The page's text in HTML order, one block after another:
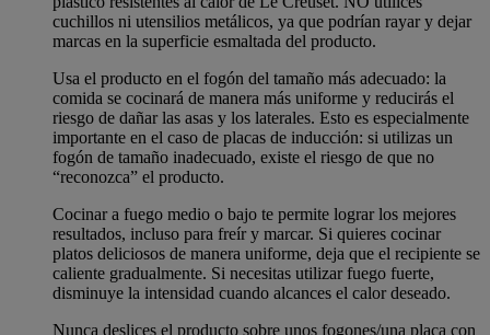
cuchillos ni utensilios metálicos, ya que podrían rayar y dejar
marcas en la superficie esmaltada del producto.
Usa el producto en el fogón del tamaño más adecuado: la
comida se cocinará de manera más uniforme y reducirás el
riesgo de dañar las asas y los laterales. Esto es especialmente
importante en el caso de placas de inducción: si utilizas un
fogón de tamaño inadecuado, existe el riesgo de que no
“reconozca” el producto.
Cocinar a fuego medio o bajo te permite lograr los mejores
resultados, incluso para freír y marcar. Si quieres cocinar
platos deliciosos de manera uniforme, deja que el recipiente se
caliente gradualmente. Si necesitas utilizar fuego fuerte,
disminuye la intensidad cuando alcances el calor deseado.
Nunca deslices el producto sobre unos fogones/una placa con